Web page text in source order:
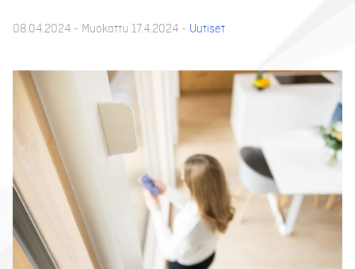
08.04.2024 - Muokattu 17.4.2024 - Uutiset